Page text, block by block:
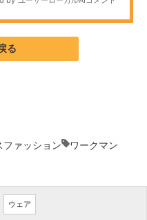
る
ファッション
ワークマン
ウェア